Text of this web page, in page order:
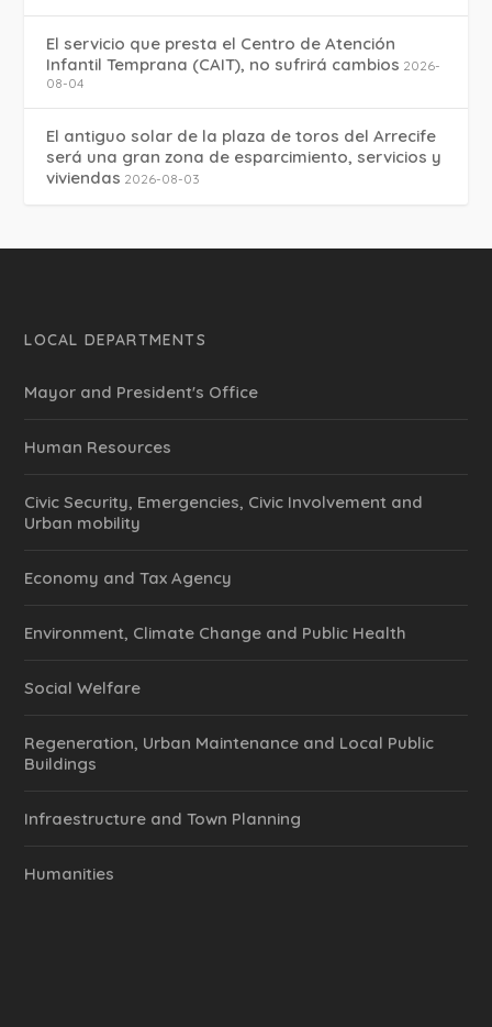
El servicio que presta el Centro de Atención
Infantil Temprana (CAIT), no sufrirá cambios 2026-
08-04
El antiguo solar de la plaza de toros del Arrecife
será una gran zona de esparcimiento, servicios y
viviendas 2026-08-03
LOCAL DEPARTMENTS
Mayor and President's Office
Human Resources
Civic Security, Emergencies, Civic Involvement and
Urban mobility
Economy and Tax Agency
Environment, Climate Change and Public Health
Social Welfare
Regeneration, Urban Maintenance and Local Public
Buildings
Infraestructure and Town Planning
Humanities